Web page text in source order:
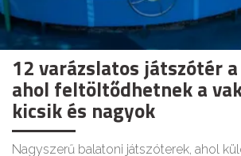
12 varázslatos játszótér
ahol feltöltődhetnek a
kicsik és nagyok
Nagyszerű balatoni játszóterek, ahol